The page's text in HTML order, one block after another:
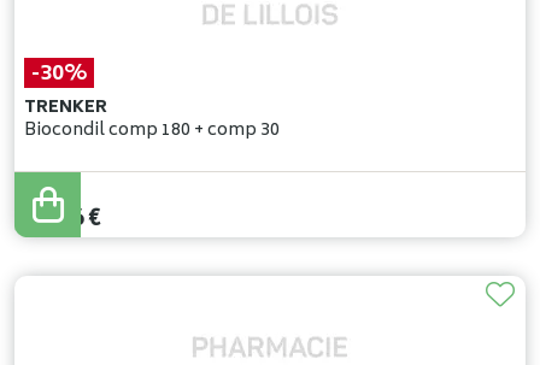
-30%
TRENKER
Biocondil comp 180 + comp 30
56,95
39,86€